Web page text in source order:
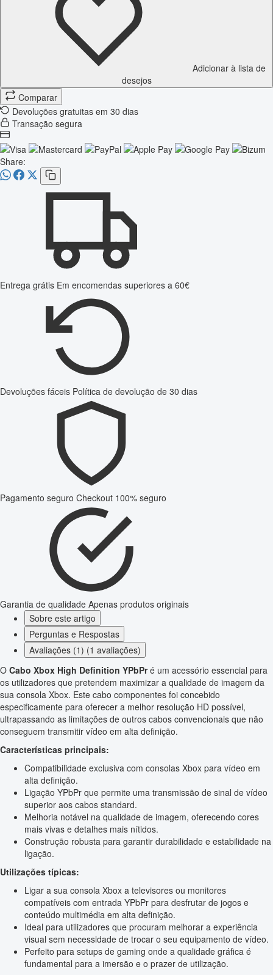
Adicionar à lista de
desejos
Comparar
Devoluções gratuitas em 30 dias
Transação segura
Share:
Entrega grátis Em encomendas superiores a 60€
Devoluções fáceis Política de devolução de 30 dias
Pagamento seguro Checkout 100% seguro
Garantia de qualidade Apenas produtos originais
Sobre este artigo
Perguntas e Respostas
Avaliações (1) (1 avaliações)
O Cabo Xbox High Definition YPbPré um acessório essencial para
os utilizadores que pretendem maximizar a qualidade de imagem da
sua consola Xbox. Este cabo componentes foi concebido
especificamente para oferecer a melhor resolução HD possível,
ultrapassando as limitações de outros cabos convencionais que não
conseguem transmitir vídeo em alta definição.
Características principais:
Compatibilidade exclusiva com consolas Xbox para vídeo em
alta definição.
Ligação YPbPr que permite uma transmissão de sinal de vídeo
superior aos cabos standard.
Melhoria notável na qualidade de imagem, oferecendo cores
mais vivas e detalhes mais nítidos.
Construção robusta para garantir durabilidade e estabilidade na
ligação.
Utilizações típicas:
Ligar a sua consola Xbox a televisores ou monitores
compatíveis com entrada YPbPr para desfrutar de jogos e
conteúdo multimédia em alta definição.
Ideal para utilizadores que procuram melhorar a experiência
visual sem necessidade de trocar o seu equipamento de vídeo.
Perfeito para setups de gaming onde a qualidade gráfica é
fundamental para a imersão e o prazer de utilização.